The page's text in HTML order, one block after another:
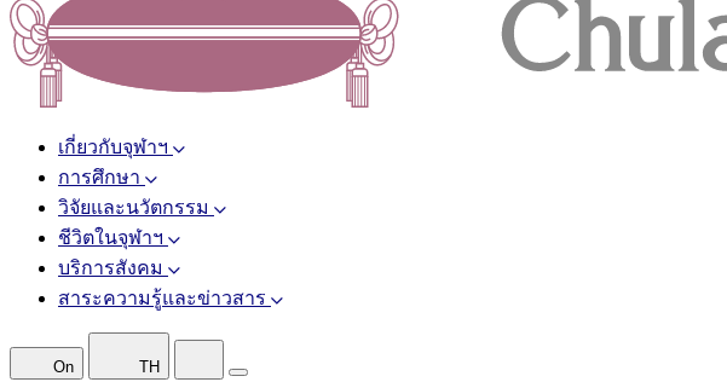
เกี่ยวกับจุฬาฯ
การศึกษา
วิจัยและนวัตกรรม
ชีวิตในจุฬาฯ
บริการสังคม
สาระความรู้และข่าวสาร
On TH